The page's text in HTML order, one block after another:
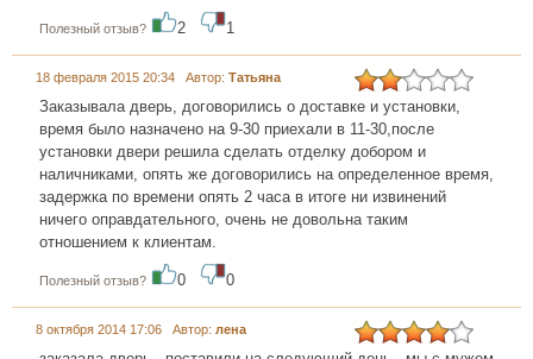
Полезный отзыв? 2 1
18 февраля 2015 20:34 Автор: Татьяна
Заказывала дверь, договорились о доставке и установки,
время было назначено на 9-30 приехали в 11-30,после
установки двери решила сделать отделку добором и
наличниками, опять же договорились на определенное время,
задержка по времени опять 2 часа в итоге ни извинений
ничего оправдательного, очень не довольна таким
отношением к клиентам.
Полезный отзыв? 0 0
8 октября 2014 17:06 Автор: лена